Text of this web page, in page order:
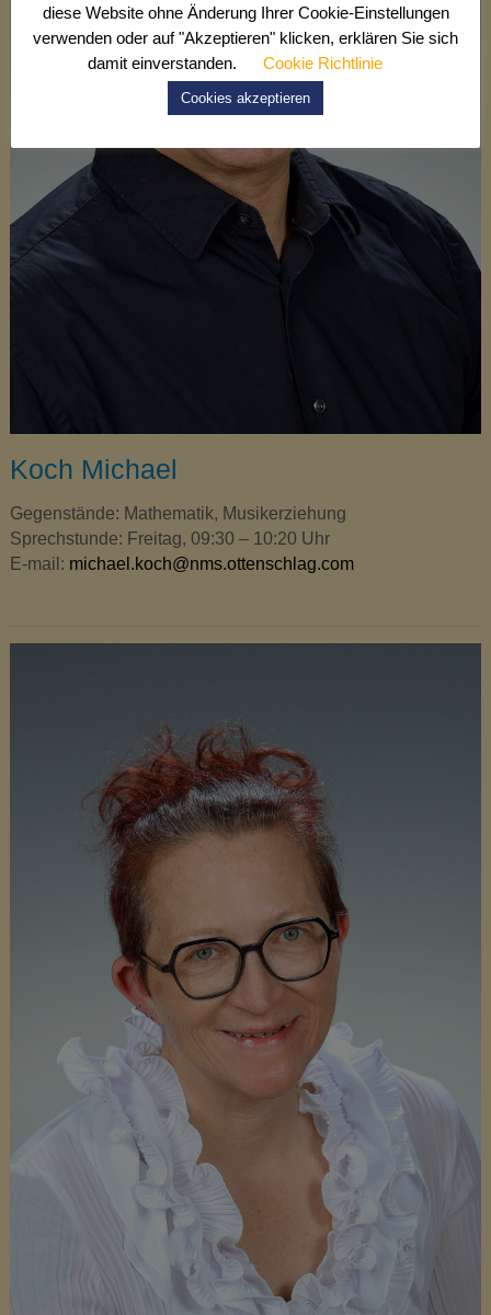
Koch Michael
Gegenstände: Mathematik, Musikerziehung
Sprechstunde: Freitag, 09:30 – 10:20 Uhr
E-mail: michael.koch@nms.ottenschlag.com
diese Website ohne Änderung Ihrer Cookie-Einstellungen
verwenden oder auf "Akzeptieren" klicken, erklären Sie sich
damit einverstanden.
Cookie Richtlinie
Cookies akzeptieren